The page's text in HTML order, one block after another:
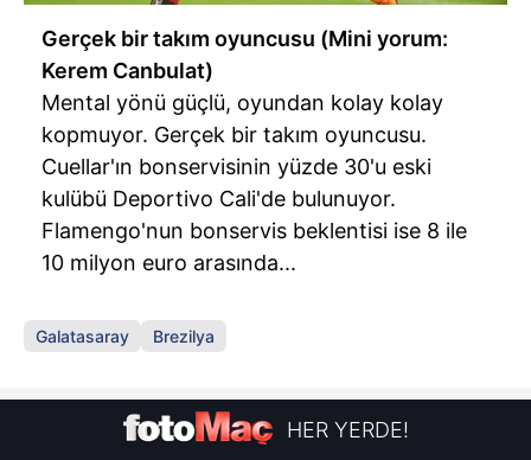
Gerçek bir takım oyuncusu (Mini yorum:
Kerem Canbulat)
Mental yönü güçlü, oyundan kolay kolay
kopmuyor. Gerçek bir takım oyuncusu.
Cuellar'ın bonservisinin yüzde 30'u eski
kulübü Deportivo Cali'de bulunuyor.
Flamengo'nun bonservis beklentisi ise 8 ile
10 milyon euro arasında...
Galatasaray Brezilya
HER YERDE!